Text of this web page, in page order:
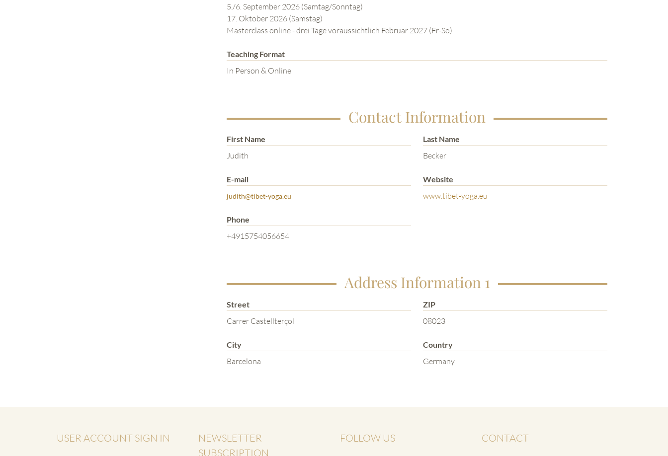
5./6. September 2026 (Samtag/Sonntag)
17. Oktober 2026 (Samstag)
Masterclass online - drei Tage voraussichtlich Februar 2027 (Fr-So)
Teaching Format
In Person & Online
Contact Information
First Name
Judith
Last Name
Becker
E-mail
judith@tibet-yoga.eu
Website
www.tibet-yoga.eu
Phone
+4915754056654
Address Information 1
Street
Carrer Castellterçol
ZIP
08023
City
Barcelona
Country
Germany
USER ACCOUNT SIGN IN
NEWSLETTER
SUBSCRIPTION
FOLLOW US CONTACT